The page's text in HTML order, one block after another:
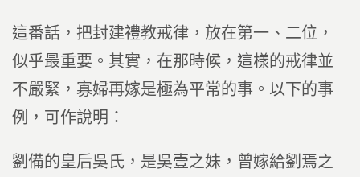
這番話，把封建禮教戒律，放在第一、二位，
似乎最重要。其實，在那時候，這樣的戒律並
不嚴緊，寡婦再嫁是極為平常的事。以下的事
例，可作說明：
劉備的皇后吳氏，是吳壹之妹，曾嫁給劉焉之